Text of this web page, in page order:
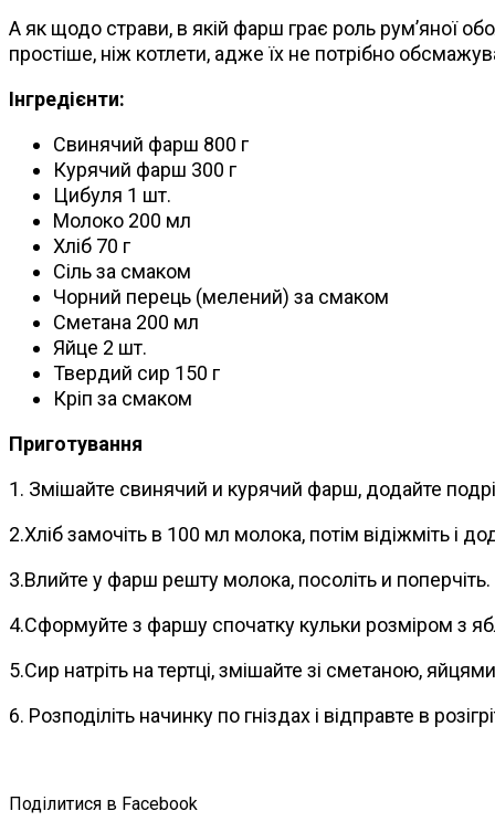
А як щодо страви, в якій фарш грає роль рум’яної
простіше, ніж котлети, адже їх не потрібно
Інгредієнти:
Свинячий фарш 800 г
Курячий фарш 300 г
Цибуля 1 шт.
Молоко 200 мл
Хліб 70 г
Сіль за смаком
Чорний перець (мелений) за смаком
Сметана 200 мл
Яйце 2 шт.
Твердий сир 150 г
Кріп за смаком
Приготування
1. Змішайте свинячий и курячий фарш, додайте
2.Хліб замочіть в 100 мл молока, потім відіжміть і
3.Влийте у фарш решту молока, посоліть и поперчіть.
4.Сформуйте з фаршу спочатку кульки розміром з
5.Сир натріть на тертці, змішайте зі сметаною,
6. Розподіліть начинку по гніздах і відправте в
Поділитися в Facebook